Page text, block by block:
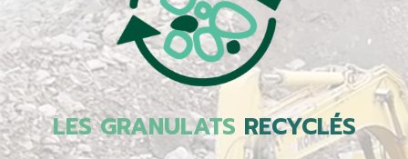
LES GRANULATS RECYCLÉS